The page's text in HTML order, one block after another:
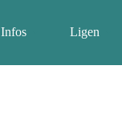
Infos Ligen